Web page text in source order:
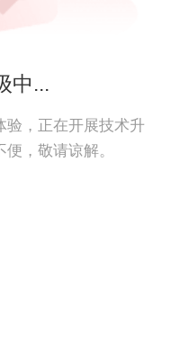
中...
验，正在开展技术升
，敬请谅解。